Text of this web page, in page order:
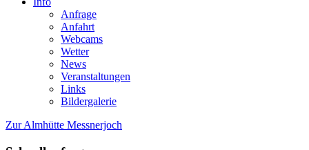
Anfrage
Anfahrt
Webcams
Wetter
News
Veranstaltungen
Links
Bildergalerie
Zur Almhütte Messnerjoch